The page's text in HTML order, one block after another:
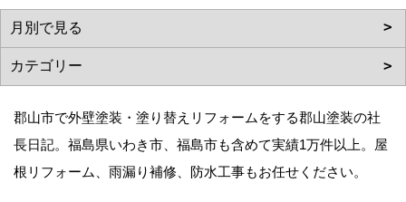
郡山市で外壁塗装・塗り替えリフォームをする郡山塗装の社
長日記。福島県いわき市、福島市も含めて実績1万件以上。屋
根リフォーム、雨漏り補修、防水工事もお任せください。